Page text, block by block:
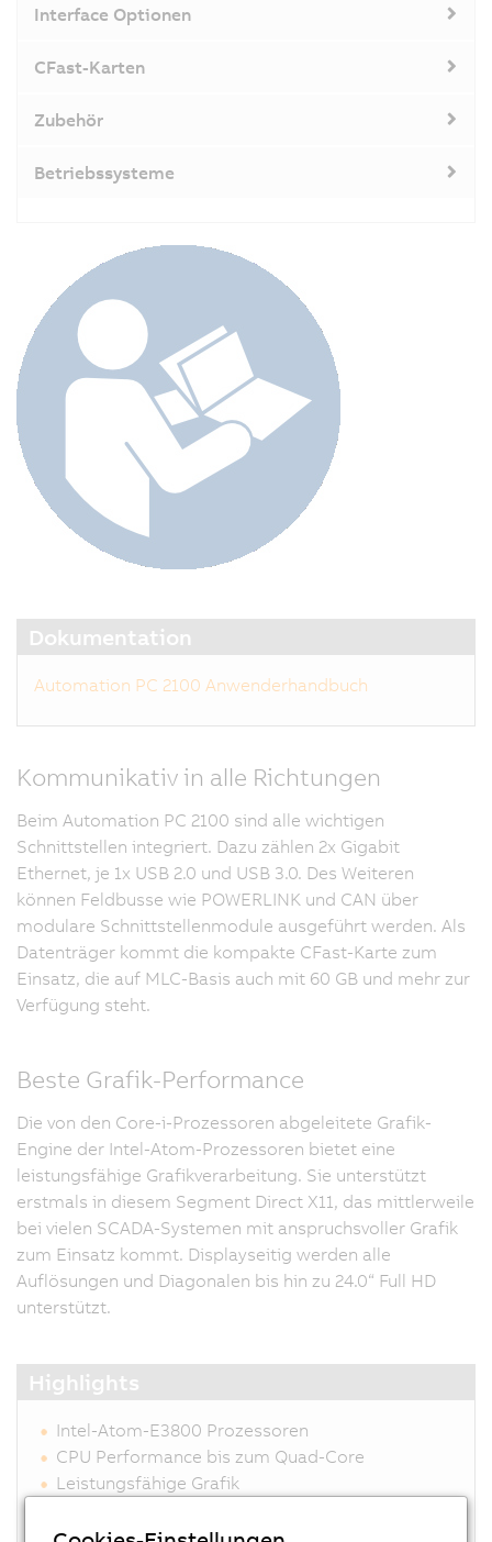
Interface Optionen
CFast-Karten
Zubehör
Betriebssysteme
Dokumentation
Automation PC 2100 Anwenderhandbuch
Kommunikativ in alle Richtungen
Beim Automation PC 2100 sind alle wichtigen
Schnittstellen integriert. Dazu zählen 2x Gigabit
Ethernet, je 1x USB 2.0 und USB 3.0. Des Weiteren
können Feldbusse wie POWERLINK und CAN über
modulare Schnittstellenmodule ausgeführt werden. Als
Datenträger kommt die kompakte CFast-Karte zum
Einsatz, die auf MLC-Basis auch mit 60 GB und mehr zur
Verfügung steht.
Beste Grafik-Performance
Die von den Core-i-Prozessoren abgeleitete Grafik-
Engine der Intel-Atom-Prozessoren bietet eine
leistungsfähige Grafikverarbeitung. Sie unterstützt
erstmals in diesem Segment Direct X11, das mittlerweile
bei vielen SCADA-Systemen mit anspruchsvoller Grafik
zum Einsatz kommt. Displayseitig werden alle
Auflösungen und Diagonalen bis hin zu 24.0“ Full HD
unterstützt.
Highlights
Intel-Atom-E3800 Prozessoren
CPU Performance bis zum Quad-Core
Leistungsfähige Grafik
2x Gigabit Ethernet